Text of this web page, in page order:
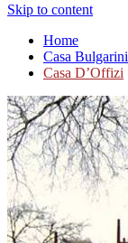
Skip to content
Home
Casa Bulgarini
Casa D’Offizi